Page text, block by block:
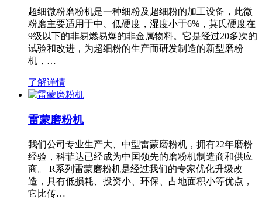
超细微粉磨粉机是一种细粉及超细粉的加工设备，此微
粉磨主要适用于中、低硬度，湿度小于6%，莫氏硬度在
9级以下的非易燃易爆的非金属物料。它是经过20多次的
试验和改进，为超细粉的生产而研发制造的新型磨粉
机，…
了解详情
雷蒙磨粉机
我们公司专业生产大、中型雷蒙磨粉机，拥有22年磨粉
经验，科菲达已经成为中国领先的磨粉机制造商和供应
商。 R系列雷蒙磨粉机是经过我们的专家优化升级改
造，具有低损耗、投资小、环保、占地面积小等优点，
它比传…